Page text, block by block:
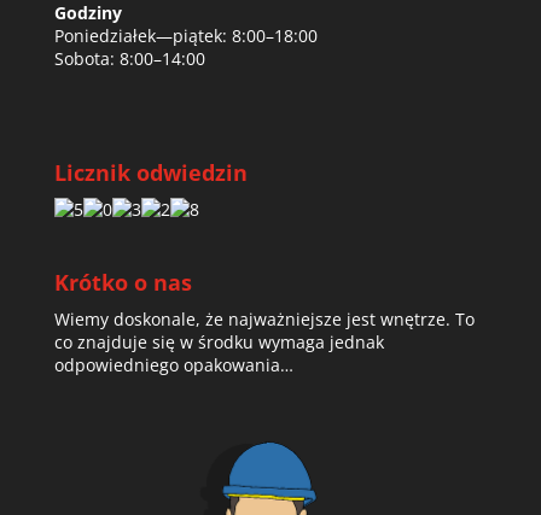
Godziny
Poniedziałek—piątek: 8:00–18:00
Sobota: 8:00–14:00
Licznik odwiedzin
Krótko o nas
Wiemy doskonale, że najważniejsze jest wnętrze. To
co znajduje się w środku wymaga jednak
odpowiedniego opakowania…